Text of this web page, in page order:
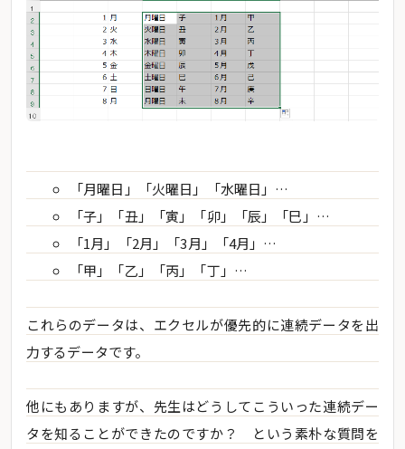
「月曜日」「火曜日」「水曜日」…
「子」「丑」「寅」「卯」「辰」「巳」…
「1月」「2月」「3月」「4月」…
「甲」「乙」「丙」「丁」…
これらのデータは、エクセルが優先的に連続データを出
力するデータです。
他にもありますが、先生はどうしてこういった連続デー
タを知ることができたのですか？ という素朴な質問を